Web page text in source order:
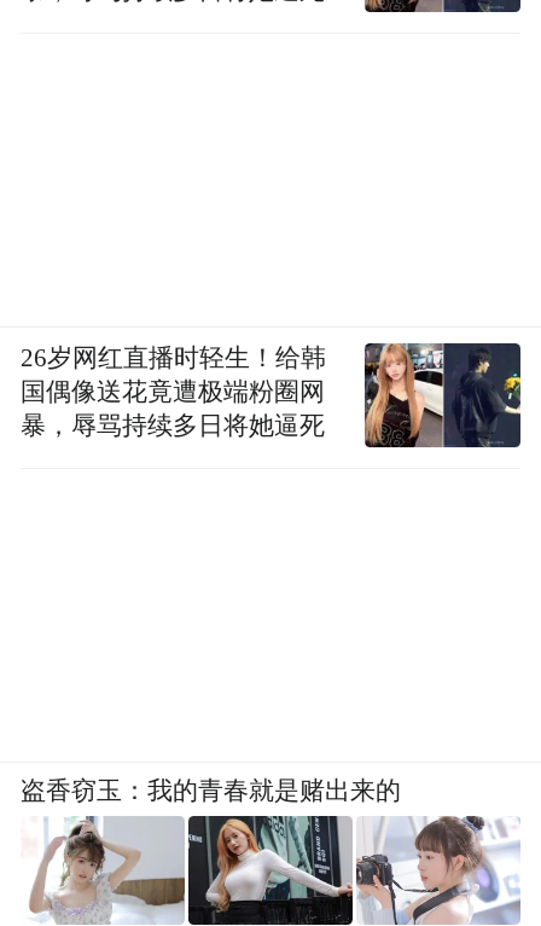
26岁网红直播时轻生！给韩
国偶像送花竟遭极端粉圈网
暴，辱骂持续多日将她逼死
盗香窃玉：我的青春就是赌出来的